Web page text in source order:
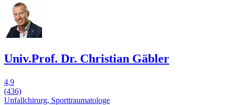
Univ.Prof. Dr. Christian Gäbler
4,9
(436)
Unfallchirurg, Sporttraumatologe